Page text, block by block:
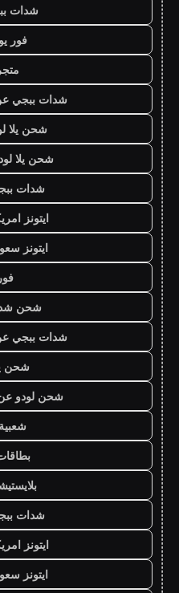
شدات
فور
متجر 4u
شدات ببجي
شحن يلا
شحن يلا
شدات
ايتونز
ايتونز
شحن
شدات ببجي
شحن
شحن لودو
شدات
ايتونز
ايتونز